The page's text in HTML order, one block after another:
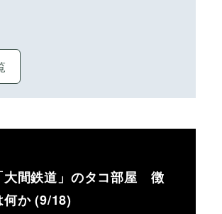
大間鉄道」のタコ部屋 徴
何か (9/18)